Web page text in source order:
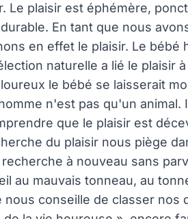
Le plaisir est éphémère,
En tant que nous
en effet le plaisir. Le bébé
naturelle a lié le plaisir
le bébé se laisserait
n'est pas qu'un animal.
que le plaisir est
du plaisir nous piège
à nouveau sans
au mauvais tonneau, au
conseille de classer nos